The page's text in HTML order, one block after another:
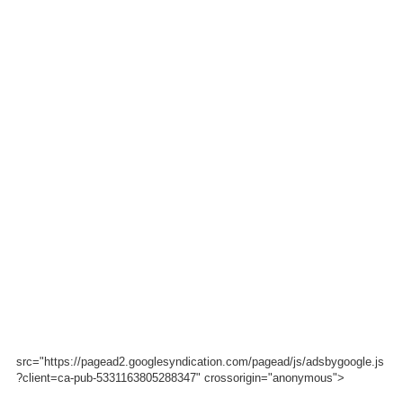
src="https://pagead2.googlesyndication.com/pagead/js/adsbygoogle.js
?client=ca-pub-5331163805288347" crossorigin="anonymous">